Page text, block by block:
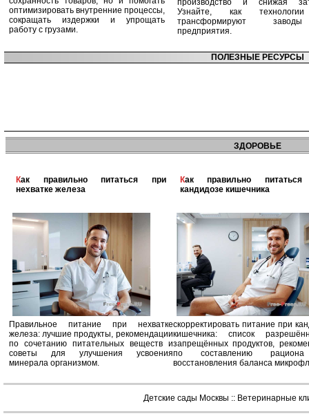
оптимизировать внутренние процессы,
сокращать издержки и упрощать
работу с грузами.
производство и снижая
Узнайте, как
трансформируют
предприятия.
ПОЛЕЗНЫЕ РЕСУРСЫ
ЗДОРОВЬЕ
Как правильно питаться при
нехватке железа
Правильное питание при нехватке
железа: лучшие продукты, рекомендации
по сочетанию питательных веществ и
советы для улучшения усвоения
минерала организмом.
Как правильно питаться при
кандидозе кишечника
скорректировать питание при
кишечника: список
запрещённых продуктов,
по составлению
восстановления баланса
Детские сады Москвы :: Ветеринарные